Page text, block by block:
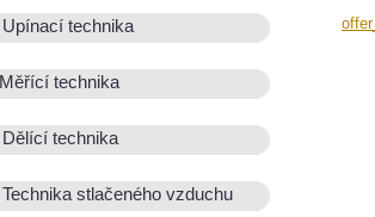
Upínací technika
Měřící technika
Dělící technika
Technika stlačeného vzduchu